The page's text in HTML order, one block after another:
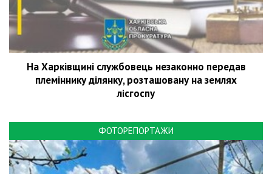
На Харківщині службовець незаконно передав
племіннику ділянку, розташовану на землях
лісгоспу
ФОТОРЕПОРТАЖИ